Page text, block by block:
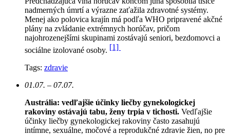
nadmerných úmrtí a výrazne zaťažila zdravotné systémy.
Menej ako polovica krajín má podľa WHO pripravené akčné
plány na zvládanie extrémnych horúčav, pričom
najohrozenejšími skupinami zostávajú seniori, bezdomovci a
sociálne izolované osoby. [1]
Tags: zdravie
01.07. – 07.07.
Austrália: vedľajšie účinky liečby gynekologickej
rakoviny ostávajú tabu, ženy trpia v tichosti. Vedľajšie
účinky liečby gynekologickej rakoviny často zasahujú
intímne, sexuálne, močové a reprodukčné zdravie žien, no pre